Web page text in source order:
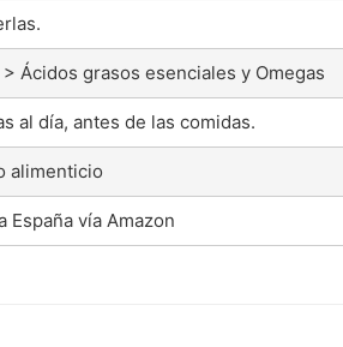
Ácidos grasos esenciales y Omegas
al día, antes de las comidas.
alimenticio
España vía Amazon